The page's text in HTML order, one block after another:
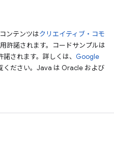
ンテンツはクリエイティブ・コモ
許諾されます。コードサンプルは
諾されます。詳しくは、 Google
ください。Java は Oracle および